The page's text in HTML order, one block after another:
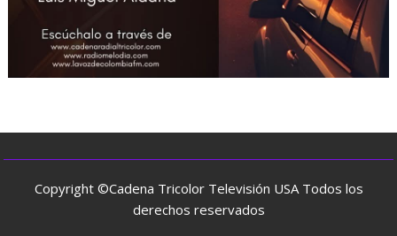
Copyright ©Cadena Tricolor Televisión USA Todos los
derechos reservados